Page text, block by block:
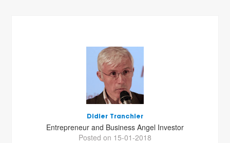
Didier Tranchier
Entrepreneur and Business Angel Investor
Posted on 15-01-2018